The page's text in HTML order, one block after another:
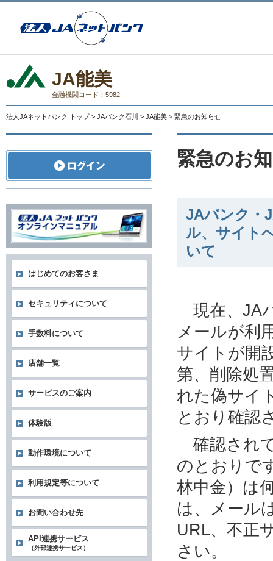
JA能美
金融機関コード：5982
法人JAネットバンク トップ > JAバンク石川 > JA能美 > 緊急のお知らせ
緊急のお
JAバンク・
ル、サイト
いて
現在、JA
メールが利
サイトが開
第、削除処
れた偽サイ
とおり確認
確認され
のとおりで
林中金）は
は、メール
URL、不正
さい。
はじめてのお客さま
セキュリティについて
手数料について
店舗一覧
サービスのご案内
体験版
動作環境について
利用規定等について
お問い合わせ先
API連携サービス
（外部連携サービス）